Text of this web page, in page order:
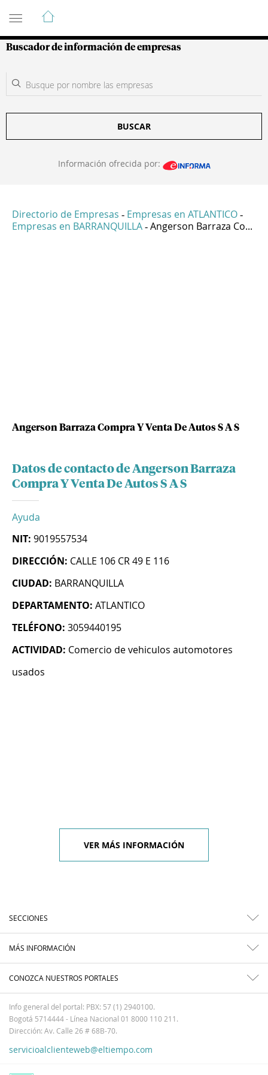
Guía de Empresas Colombianas
Buscador de información de empresas
BUSCAR
Información ofrecida por:
Directorio de Empresas - Empresas en ATLANTICO -
Empresas en BARRANQUILLA - Angerson Barraza Co...
Angerson Barraza Compra Y Venta De Autos S A S
Datos de contacto de Angerson Barraza
Compra Y Venta De Autos S A S
Ayuda
NIT: 9019557534
DIRECCIÓN: CALLE 106 CR 49 E 116
CIUDAD: BARRANQUILLA
DEPARTAMENTO: ATLANTICO
TELÉFONO: 3059440195
ACTIVIDAD: Comercio de vehiculos automotores
usados
VER MÁS INFORMACIÓN
SECCIONES
MÁS INFORMACIÓN
CONOZCA NUESTROS PORTALES
Info general del portal: PBX: 57 (1) 2940100.
Bogotá 5714444 - Línea Nacional 01 8000 110 211.
Dirección: Av. Calle 26 # 68B-70.
servicioalclienteweb@eltiempo.com